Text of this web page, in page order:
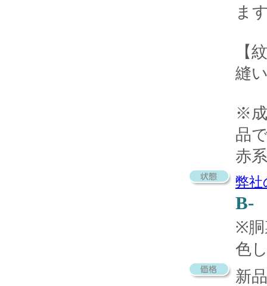
ま
【
縫
※成
品
赤
弊社
B-
※胴
色
新